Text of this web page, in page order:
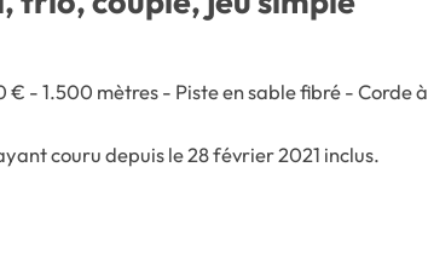
- 1.500 mètres - Piste en sable fibré - Corde à
couru depuis le 28 février 2021 inclus.